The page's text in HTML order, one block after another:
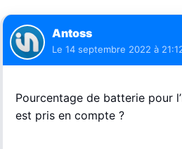
Antoss
Le 14 septembre 2022 à
Pourcentage de batterie pour
est pris en compte ?